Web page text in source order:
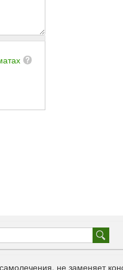
не заменяет